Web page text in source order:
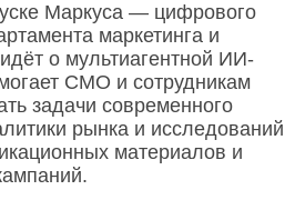
Маркуса — цифрового
маркетинга и
о мультиагентной ИИ-
СМО и сотрудникам
задачи современного
рынка и исследований
материалов и